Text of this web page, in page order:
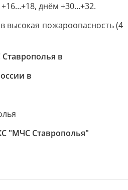
днём +30…+32.
высокая пожароопасность (4
в
в
"МЧС Ставрополья"